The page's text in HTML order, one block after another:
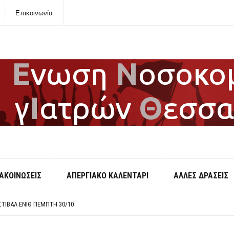
Επικοινωνία
ΑΠΕΡΓΙΑΚΟ ΚΑΛΕΝΤΑΡΙ ΑΛΛΕΣ ΔΡΑΣΕΙΣ
ΕΝΙΘ ΠΈΜΠΤΗ 30/10